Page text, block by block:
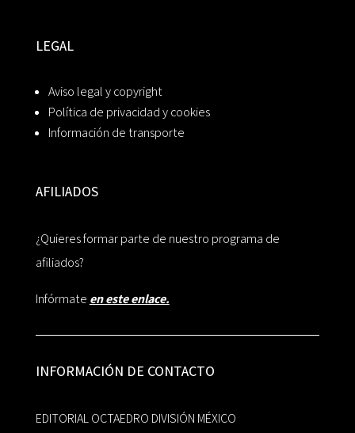
LEGAL
Aviso legal y copyright
Política de privacidad y cookies
Información de transporte
AFILIADOS
¿Quieres formar parte de nuestro programa de
afiliados?
Infórmate en este enlace.
INFORMACIÓN DE CONTACTO
EDITORIAL OCTAEDRO DIVISIÓN MÉXICO